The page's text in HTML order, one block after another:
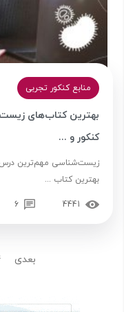
منابع کنکور تجربی
بهترین کتاب‌های
کنکور و ...
زیست‌شناسی مهم‌ترین
بهترین کتاب ...
4441
6
بعدی